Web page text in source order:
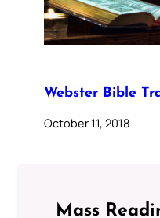
Webster Bible
October 11, 2018
Mass